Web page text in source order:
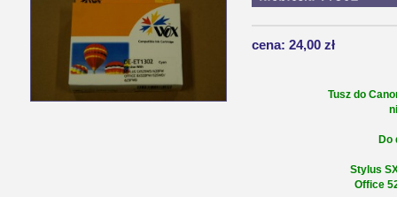
cena: 24,00 zł
Tusz do
Do
Stylus
Office